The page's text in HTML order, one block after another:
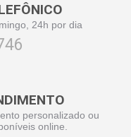
24h por dia
personalizado ou
online.